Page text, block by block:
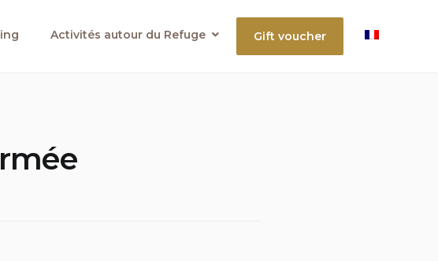
Activités autour du Refuge Gift voucher